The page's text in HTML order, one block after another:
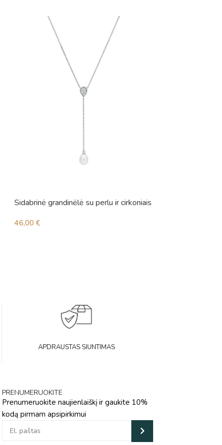
Sidabrinė grandinėlė su perlu ir cirkoniais
46,00 €
APDRAUSTAS SIUNTIMAS
PRENUMERUOKITE
Prenumeruokite naujienlaiškį ir gaukite 10%
kodą pirmam apsipirkimui